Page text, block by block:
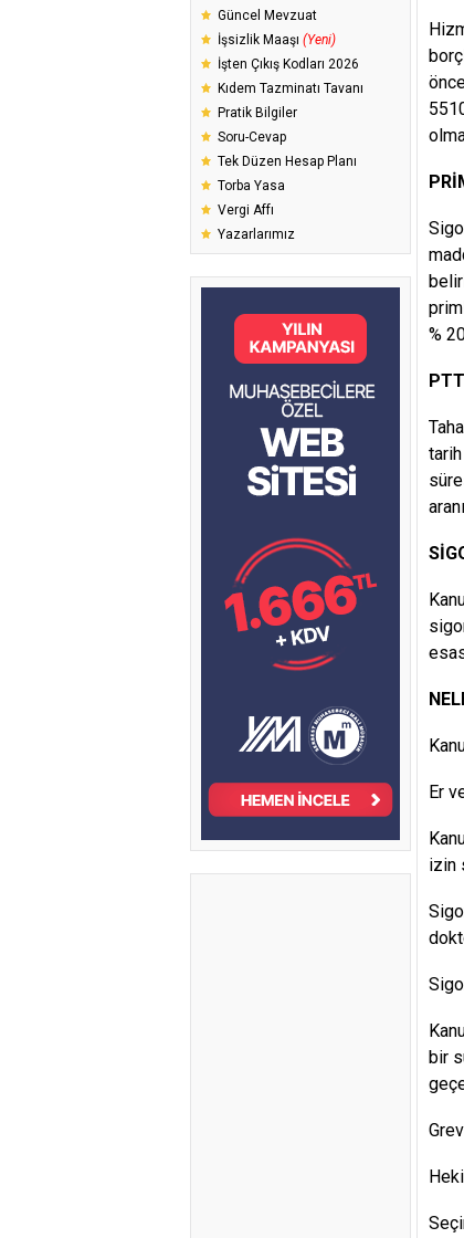
Güncel Mevzuat
İşsizlik Maaşı (Yeni)
İşten Çıkış Kodları 2026
Kıdem Tazminatı Tavanı
Pratik Bilgiler
Soru-Cevap
Tek Düzen Hesap Planı
Torba Yasa
Vergi Affı
Yazarlarımız
%
Er
izin
bir